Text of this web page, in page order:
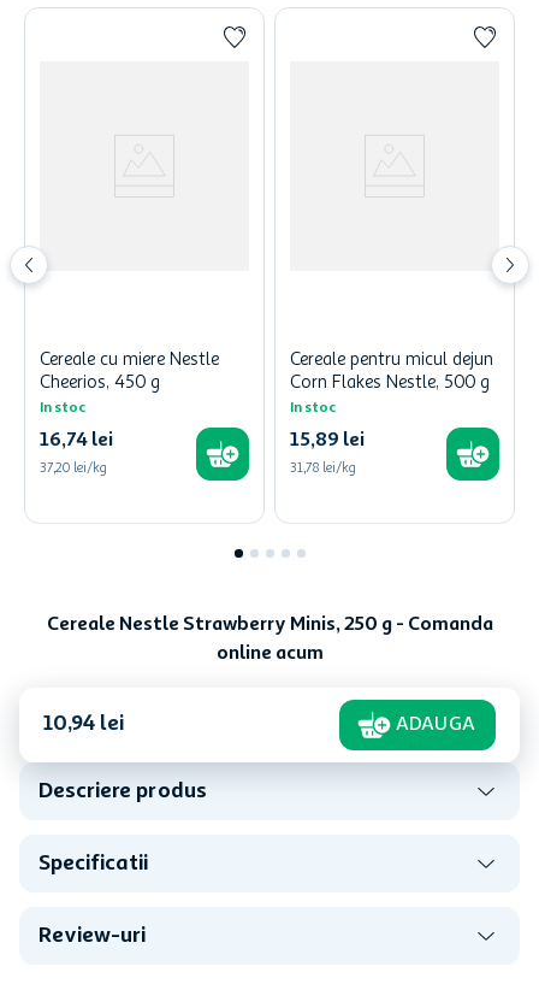
Cereale cu miere Nestle
Cheerios, 450 g
In stoc
16,74 lei
37,20 lei/kg
Cereale pentru micul dejun
Corn Flakes Nestle, 500 g
In stoc
15,89 lei
31,78 lei/kg
Cereale Nestle Strawberry Minis, 250 g - Comanda
online acum
10,94 lei ADAUGA
Descriere produs
Specificatii
Review-uri